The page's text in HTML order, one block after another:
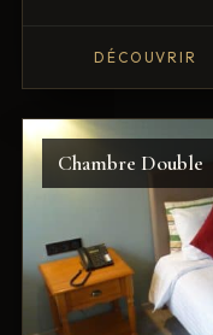
DÉCOUVRIR
Chambre Double